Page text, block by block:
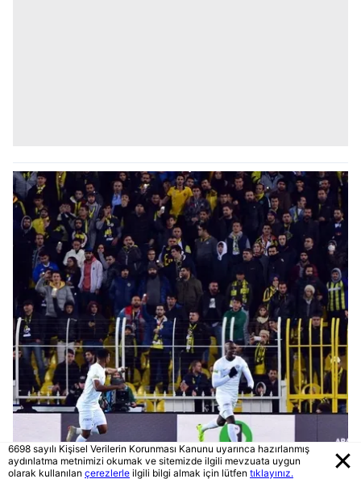
6698 sayılı Kişisel Verilerin Korunması Kanunu uyarınca hazırlanmış
aydınlatma metnimizi okumak ve sitemizde ilgili mevzuata uygun
olarak kullanılan çerezlerle ilgili bilgi almak için lütfen tıklayınız.